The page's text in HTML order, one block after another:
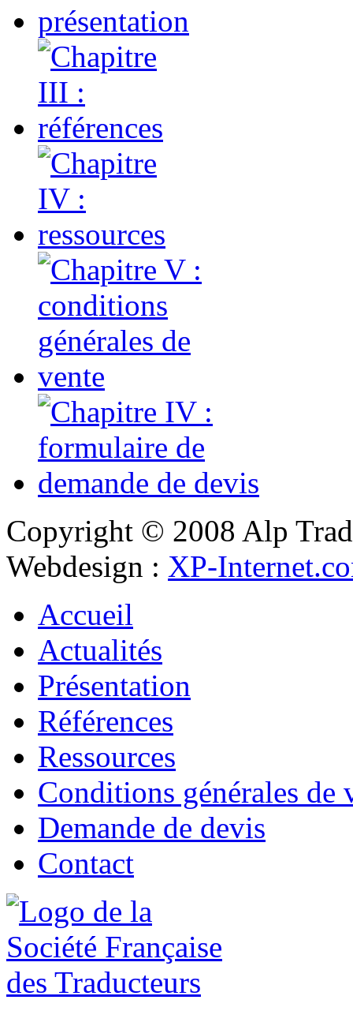
Copyright © 2008 Alp
Webdesign : XP-
Accueil
Actualités
Présentation
Références
Ressources
Conditions générales de
Demande de devis
Contact